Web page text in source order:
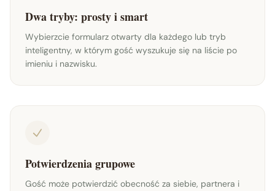
Dwa tryby: prosty i smart
Wybierzcie formularz otwarty dla każdego lub tryb
inteligentny, w którym gość wyszukuje się na liście po
imieniu i nazwisku.
Potwierdzenia grupowe
Gość może potwierdzić obecność za siebie, partnera i